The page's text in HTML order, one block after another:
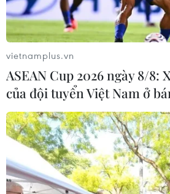
21/03/2024 04:30
Meta, Microsoft, X, Match Group
tòa án bang California, yêu cầu
công ty liên kết với các tùy chọn
ngoài App Store cho người dùng
vietnamplus.vn
ASEAN Cup 2026 ngày 8/8:
của đội tuyển Việt Nam ở